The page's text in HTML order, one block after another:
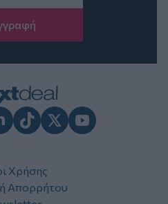
Χρήσης
Απορρήτου